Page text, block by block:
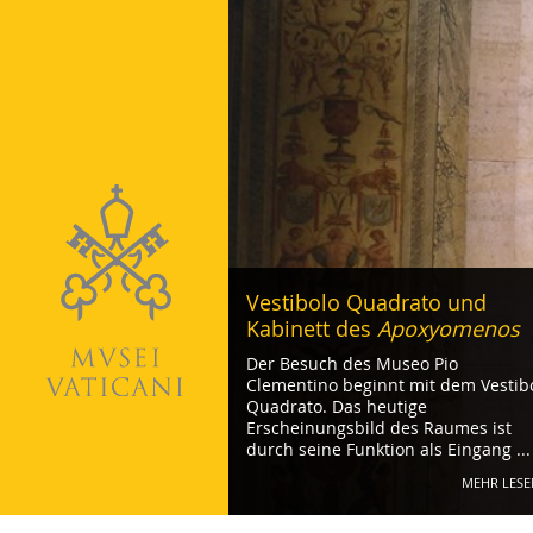
Vestibolo Quadrato und
Kabinett des Apoxyomenos
Der Besuch des Museo Pio
Clementino beginnt mit dem
Quadrato. Das heutige
Erscheinungsbild des Raumes ist
durch seine Funktion als Eingang ...
MEHR